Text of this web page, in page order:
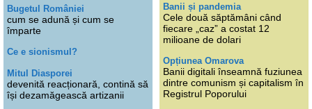
Bugetul României
cum se adună și cum se
împarte
Ce e sionismul?
Mitul Diasporei
devenită reacționară, contină să
își dezamăgească artizanii
Banii și pandemia
Cele două săptămâni când
fiecare „caz” a costat 12
milioane de dolari
Opțiunea Omarova
Banii digitali înseamnă fuziunea
dintre comunism și capitalism în
Registrul Poporului